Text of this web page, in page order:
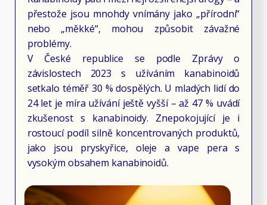
přestože jsou mnohdy vnímány jako „přírodní“
nebo „měkké“, mohou způsobit závažné
problémy.
V České republice se podle Zprávy o
závislostech 2023 s užíváním kanabinoidů
setkalo téměř 30 % dospělých. U mladých lidí do
24 let je míra užívání ještě vyšší – až 47 % uvádí
zkušenost s kanabinoidy. Znepokojující je i
rostoucí podíl silně koncentrovaných produktů,
jako jsou pryskyřice, oleje a vape pera s
vysokým obsahem kanabinoidů.